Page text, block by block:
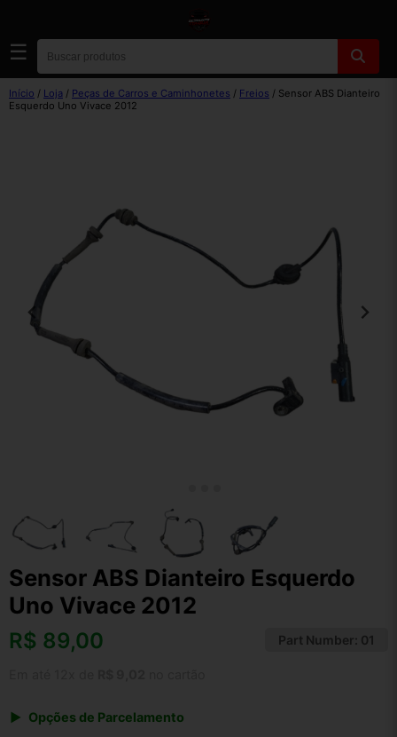
☰
Início / Loja / Peças de Carros e Caminhonetes / Freios / Sensor ABS Dianteiro
Esquerdo Uno Vivace 2012
Sensor ABS Dianteiro Esquerdo
Uno Vivace 2012
R$ 89,00 Part Number: 01
Opções de Parcelamento